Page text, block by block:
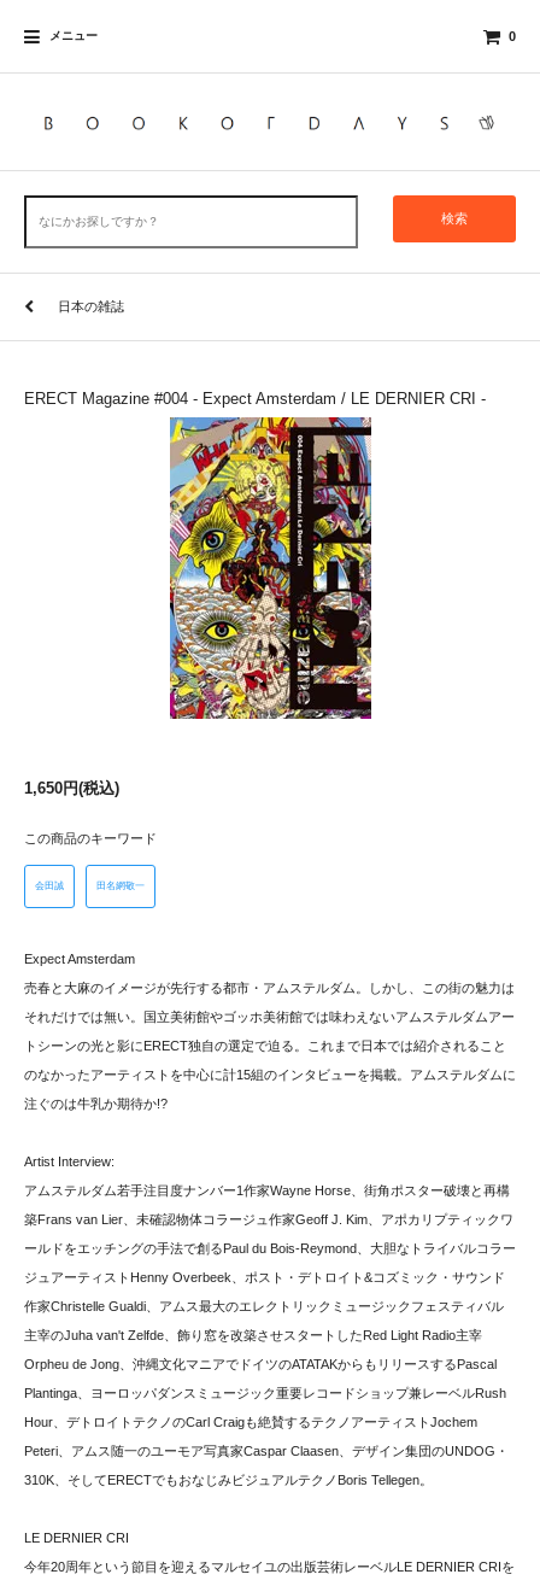
メニュー 0
検索
日本の雑誌
ERECT Magazine #004 - Expect Amsterdam / LE DERNIER CRI -
1,650円(税込)
この商品のキーワード
会田誠 田名網敬一
Expect Amsterdam
売春と大麻のイメージが先行する都市・アムステルダム。しかし、この街の魅力は
それだけでは無い。国立美術館やゴッホ美術館では味わえないアムステルダムアー
トシーンの光と影にERECT独自の選定で迫る。これまで日本では紹介されること
のなかったアーティストを中心に計15組のインタビューを掲載。アムステルダムに
注ぐのは牛乳か期待か!?
Artist Interview:
アムステルダム若手注目度ナンバー1作家Wayne Horse、街角ポスター破壊と再構
築Frans van Lier、未確認物体コラージュ作家Geoff J. Kim、アポカリプティックワ
ールドをエッチングの手法で創るPaul du Bois-Reymond、大胆なトライバルコラー
ジュアーティストHenny Overbeek、ポスト・デトロイト&コズミック・サウンド
作家Christelle Gualdi、アムス最大のエレクトリックミュージックフェスティバル
主宰のJuha van't Zelfde、飾り窓を改築させスタートしたRed Light Radio主宰
Orpheu de Jong、沖縄文化マニアでドイツのATATAKからもリリースするPascal
Plantinga、ヨーロッパダンスミュージック重要レコードショップ兼レーベルRush
Hour、デトロイトテクノのCarl Craigも絶賛するテクノアーティストJochem
Peteri、アムス随一のユーモア写真家Caspar Claasen、デザイン集団のUNDOG・
310K、そしてERECTでもおなじみビジュアルテクノBoris Tellegen。
LE DERNIER CRI
今年20周年という節目を迎えるマルセイユの出版芸術レーベルLE DERNIER CRIを